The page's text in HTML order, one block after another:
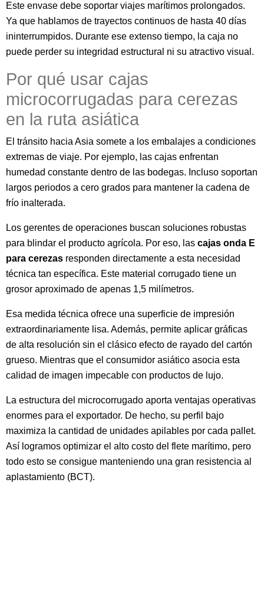
Este envase debe soportar viajes marítimos prolongados.
Ya que hablamos de trayectos continuos de hasta 40 días
ininterrumpidos. Durante ese extenso tiempo, la caja no
puede perder su integridad estructural ni su atractivo visual.
Por qué usar cajas
microcorrugadas para cerezas
en la ruta asiática
El tránsito hacia Asia somete a los embalajes a condiciones
extremas de viaje. Por ejemplo, las cajas enfrentan
humedad constante dentro de las bodegas. Incluso soportan
largos periodos a cero grados para mantener la cadena de
frío inalterada.
Los gerentes de operaciones buscan soluciones robustas
para blindar el producto agrícola. Por eso, las cajas onda E
para cerezas responden directamente a esta necesidad
técnica tan específica. Este material corrugado tiene un
grosor aproximado de apenas 1,5 milímetros.
Esa medida técnica ofrece una superficie de impresión
extraordinariamente lisa. Además, permite aplicar gráficas
de alta resolución sin el clásico efecto de rayado del cartón
grueso. Mientras que el consumidor asiático asocia esta
calidad de imagen impecable con productos de lujo.
La estructura del microcorrugado aporta ventajas operativas
enormes para el exportador. De hecho, su perfil bajo
maximiza la cantidad de unidades apilables por cada pallet.
Así logramos optimizar el alto costo del flete marítimo, pero
todo esto se consigue manteniendo una gran resistencia al
aplastamiento (BCT).